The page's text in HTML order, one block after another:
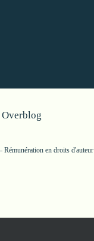
Overblog
Rémunération en droits d'auteur